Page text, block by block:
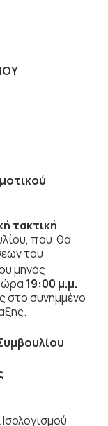
τακτική
που θα
του
μηνός
ώρα 19:00 μ.μ.
στο συνημμένο